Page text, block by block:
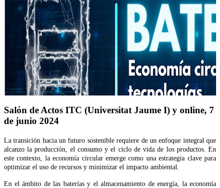
Salón de Actos ITC (Universitat Jaume I) y online, 7
de junio 2024
La transición hacia un futuro sostenible requiere de un enfoque integral que
alcanzo la producción, el consumo y el ciclo de vida de los productos. En
este contexto, la economía circular emerge como una estrategia clave para
optimizar el uso de recursos y minimizar el impacto ambiental.
En el ámbito de las baterías y el almacenamiento de energía, la economía